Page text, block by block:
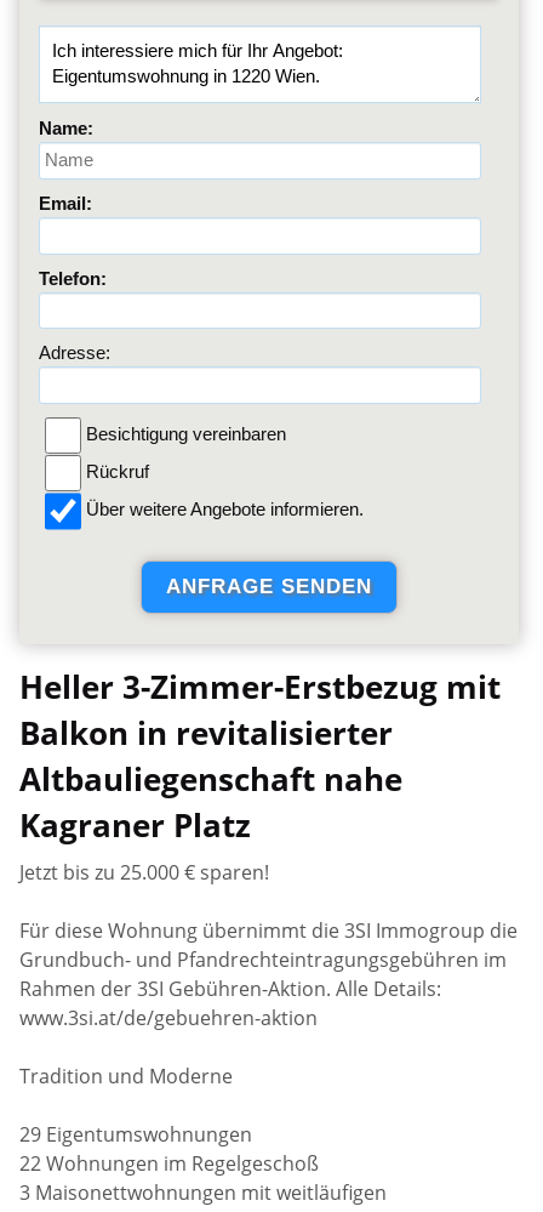
Name:
Email:
Telefon:
Adresse:
Besichtigung vereinbaren
Rückruf
Über weitere Angebote informieren.
Heller 3-Zimmer-Erstbezug mit
Balkon in revitalisierter
Altbauliegenschaft nahe
Kagraner Platz
Jetzt bis zu 25.000 € sparen!
Für diese Wohnung übernimmt die 3SI Immogroup die
Grundbuch- und Pfandrechteintragungsgebühren im
Rahmen der 3SI Gebühren-Aktion. Alle Details:
www.3si.at/de/gebuehren-aktion
Tradition und Moderne
29 Eigentumswohnungen
22 Wohnungen im Regelgeschoß
3 Maisonettwohnungen mit weitläufigen